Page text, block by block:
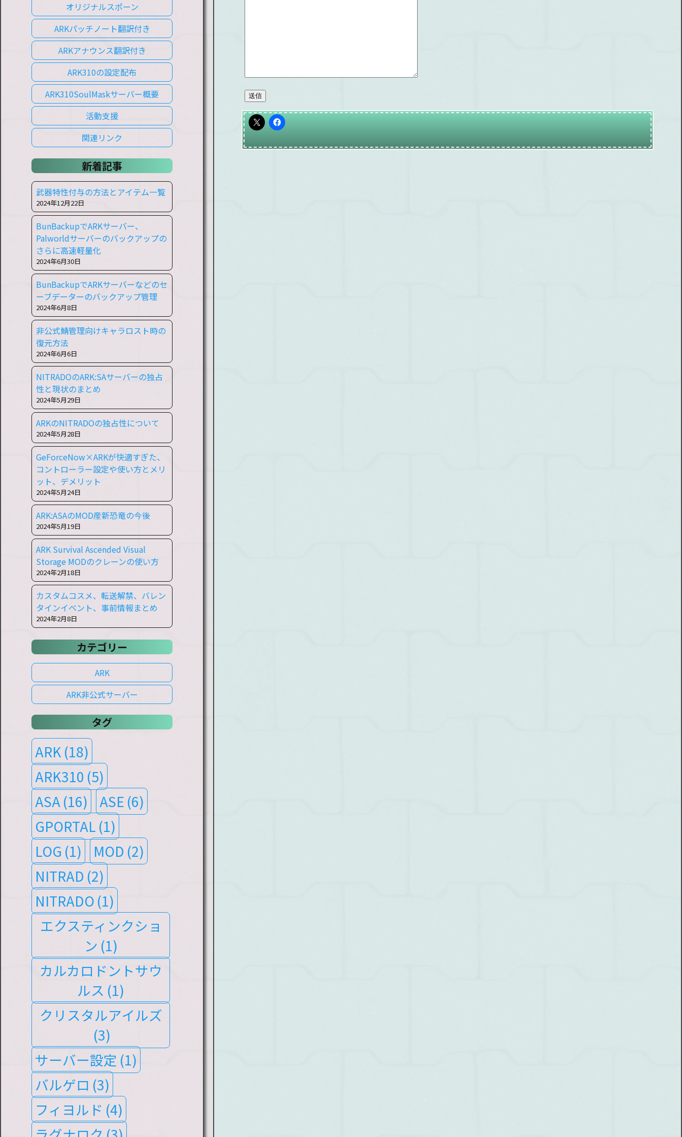
オリジナルスポーン
ARKパッチノート翻訳付き
ARKアナウンス翻訳付き
ARK310の設定配布
ARK310SoulMaskサーバー概要
活動支援
関連リンク
新着記事
武器特性付与の方法とアイテム一覧
2024年12月22日
BunBackupでARKサーバー、
Palworldサーバーのバックアップの
さらに高速軽量化
2024年6月30日
BunBackupでARKサーバーなどのセ
ーブデーターのバックアップ管理
2024年6月8日
非公式鯖管理向けキャラロスト時の
復元方法
2024年6月6日
NITRADOのARK:SAサーバーの独占
性と現状のまとめ
2024年5月29日
ARKのNITRADOの独占性について
2024年5月28日
GeForceNow×ARKが快適すぎた、
コントローラー設定や使い方とメリ
ット、デメリット
2024年5月24日
ARK:ASAのMOD産新恐竜の今後
2024年5月19日
ARK Survival Ascended Visual
Storage MODのクレーンの使い方
2024年2月18日
カスタムコスメ、転送解禁、バレン
タインイベント、事前情報まとめ
2024年2月8日
カテゴリー
ARK
ARK非公式サーバー
タグ
ARK (18)
ARK310 (5)
ASA (16) ASE (6)
GPORTAL (1)
LOG (1) MOD (2)
NITRAD (2)
NITRADO (1)
エクスティンクショ
ン (1)
カルカロドントサウ
ルス (1)
クリスタルアイルズ
(3)
サーバー設定 (1)
バルゲロ (3)
フィヨルド (4)